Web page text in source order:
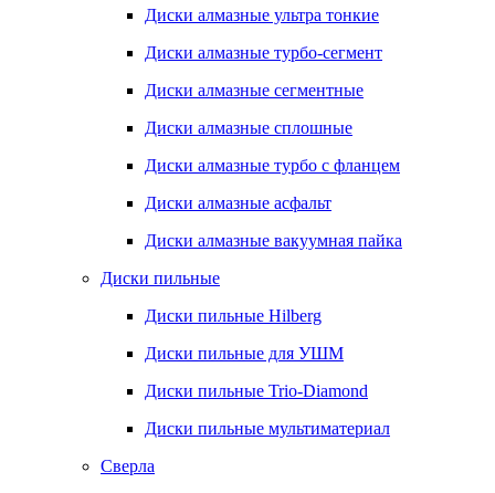
Диски алмазные ультра тонкие
Диски алмазные турбо-сегмент
Диски алмазные сегментные
Диски алмазные сплошные
Диски алмазные турбо с фланцем
Диски алмазные асфальт
Диски алмазные вакуумная пайка
Диски пильные
Диски пильные Hilberg
Диски пильные для УШМ
Диски пильные Trio-Diamond
Диски пильные мультиматериал
Сверла